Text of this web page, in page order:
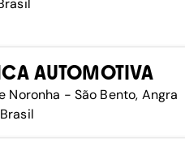
AUTOMOTIVA
Noronha - São Bento, Angra